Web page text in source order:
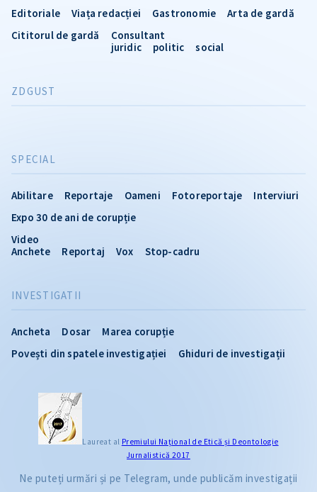
INVESTIGATII
Ancheta Dosar
Marea corupție
Povești din spatele investigației
Ghiduri de investigații
SPECIAL
Abilitare Reportaje Oameni Fotoreportaje
Interviuri
Expo 30 de ani de corupție
Video
Anchete
Reportaj Vox Stop-cadru
Editoriale
Viața redacției Gastronomie
Arta de gardă
Cititorul de gardă
Consultant
juridic
politic social
ZDGUST
Laureat al Premiului Naţional de Etică și Deontologie
Jurnalistică 2017
Ne puteți urmări și pe Telegram, unde publicăm investigații